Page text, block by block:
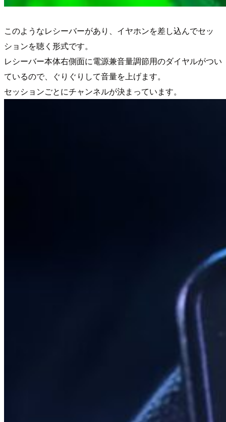
このようなレシーバーがあり、イヤホンを差し込んでセッ
ションを聴く形式です。
レシーバー本体右側面に電源兼音量調節用のダイヤルがつい
ているので、ぐりぐりして音量を上げます。
セッションごとにチャンネルが決まっています。